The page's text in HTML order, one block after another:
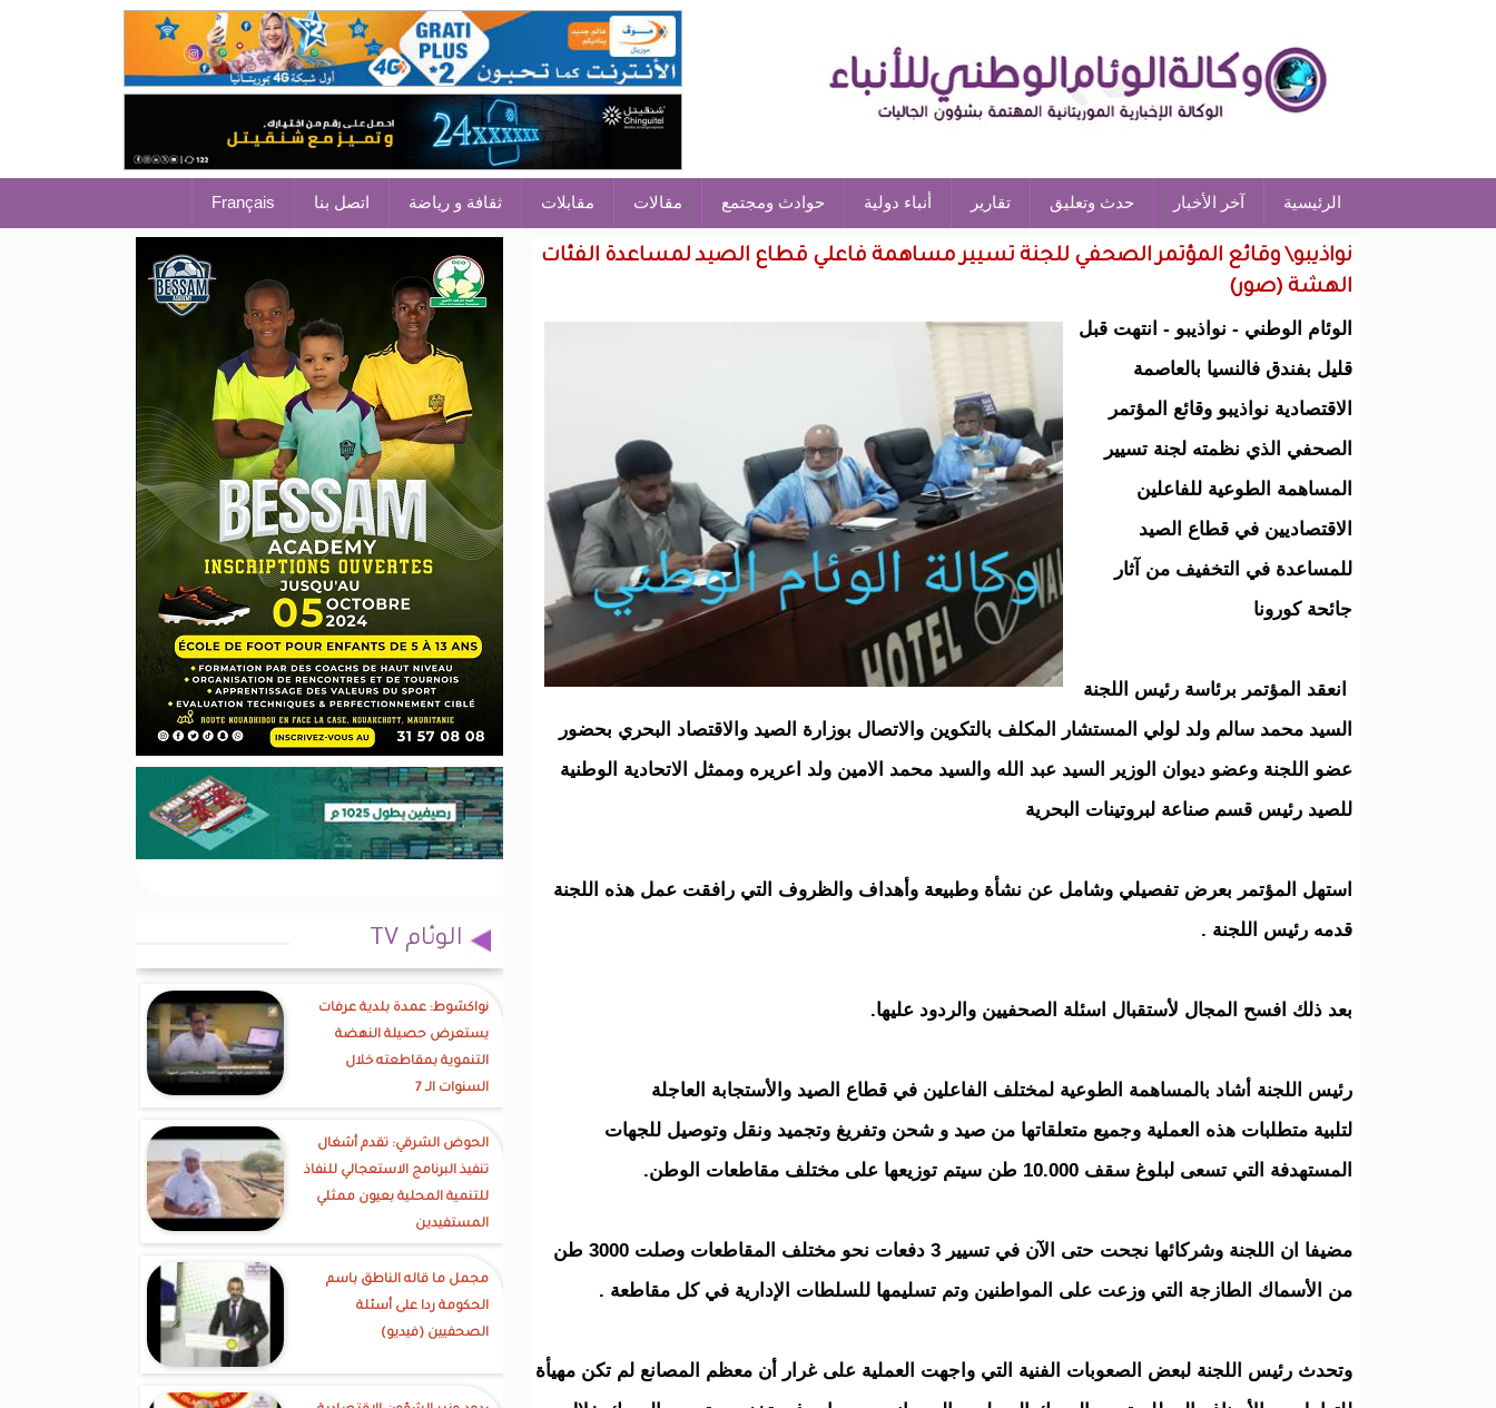
الرئيسية آخر الأخبار حدث وتعليق تقارير أنباء دولية حوادث ومجتمع مقالات مقابلات ثقافة و رياضة اتصل بنا Français
نواذيبو\ وقائع المؤتمر الصحفي للجنة تسيير مساهمة فاعلي قطاع الصيد لمساعدة الفئات
الهشة (صور)
الوئام الوطني - نواذيبو - انتهت قبل
قليل بفندق فالنسيا بالعاصمة
الاقتصادية نواذيبو وقائع المؤتمر
الصحفي الذي نظمته لجنة تسيير
المساهمة الطوعية للفاعلين
الاقتصاديين في قطاع الصيد
للمساعدة في التخفيف من آثار
جائحة كورونا
انعقد المؤتمر برئاسة رئيس اللجنة
السيد محمد سالم ولد لولي المستشار المكلف بالتكوين والاتصال بوزارة الصيد والاقتصاد البحري بحضور
عضو اللجنة وعضو ديوان الوزير السيد عبد الله والسيد محمد الامين ولد اعريره وممثل الاتحادية الوطنية
للصيد رئيس قسم صناعة لبروتينات البحرية
استهل المؤتمر بعرض تفصيلي وشامل عن نشأة وطبيعة وأهداف والظروف التي رافقت عمل هذه اللجنة
قدمه رئيس اللجنة .
بعد ذلك افسح المجال لأستقبال اسئلة الصحفيين والردود عليها.
رئيس اللجنة أشاد بالمساهمة الطوعية لمختلف الفاعلين في قطاع الصيد والأستجابة العاجلة
لتلبية متطلبات هذه العملية وجميع متعلقاتها من صيد و شحن وتفريغ وتجميد ونقل وتوصيل للجهات
المستهدفة التي تسعى لبلوغ سقف 10.000 طن سيتم توزيعها على مختلف مقاطعات الوطن.
مضيفا ان اللجنة وشركائها نجحت حتى الآن في تسيير 3 دفعات نحو مختلف المقاطعات وصلت 3000 طن
من الأسماك الطازجة التي وزعت على المواطنين وتم تسليمها للسلطات الإدارية في كل مقاطعة .
وتحدث رئيس اللجنة لبعض الصعوبات الفنية التي واجهت العملية على غرار أن معظم المصانع لم تكن مهيأة
الوئام TV
نواكشوط: عمدة بلدية عرفات
يستعرض حصيلة النهضة
التنموية بمقاطعته خلال
السنوات الـ 7
الحوض الشرقي: تقدم أشغال
تنفيذ البرنامج الاستعجالي للنفاذ
للتنمية المحلية بعيون ممثلي
المستفيدين
مجمل ما قاله الناطق باسم
الحكومة ردا على أسئلة
الصحفيين (فيديو)